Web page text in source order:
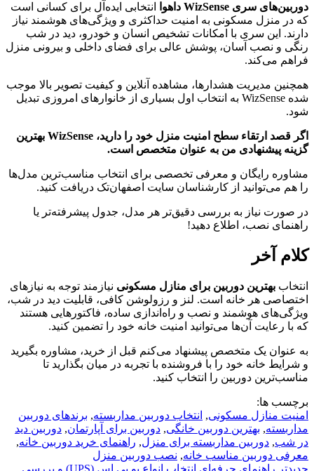
دوربین‌های سری WizSense داهوا
انتخابی ایده‌آل برای کسانی است
که در منزل مسکونی به امنیت حداکثری و ویژگی‌های هوشمند نیاز
دارند. این سری با امکانات تشخیص انسان و خودرو، دید در شب
رنگی و نصب آسان، پوشش عالی برای فضای داخلی و بیرونی منزل
فراهم می‌کند.
همچنین مدیریت هشدارها، مشاهده آنلاین و کیفیت تصویر بالا موجب
شده WizSense به انتخاب اول بسیاری از خانوارهای امروزی تبدیل
شود.
اگر قصد ارتقاء سطح امنیت منزل خود را دارید، WizSense بهترین
گزینه پیشنهادی من به عنوان متخصص است.
مشاوره رایگان و معرفی تخصصی برای انتخاب مناسب‌ترین مدل‌ها
را هم می‌توانید از کارشناسان سایت اصفهان‌تک دریافت کنید.
در صورت نیاز به بررسی دقیق‌تر هر مدل، جدول پیشرفته‌تر یا
راهنمای نصب، اطلاع دهید!
کلام آخر
انتخاب بهترین دوربین برای منازل مسکونی نیازمند توجه به نیازهای
اختصاصی هر خانه است. لنز و رزولوشن کافی، قابلیت دید در شب،
ویژگی‌های هوشمند و نصب و راه‌اندازی ساده، فاکتورهایی هستند
که با رعایت آن‌ها می‌توانید امنیت خانه خود را تضمین کنید.
به عنوان یک متخصص پیشنهاد می‌کنم قبل از خرید، مشاوره بگیرید
و شرایط خانه خود را با فروشنده با تجربه در میان بگذارید تا
مناسب‌ترین دوربین را انتخاب کنید.
برچسب ها:
امنیت منازل مسکونی, انتخاب دوربین مداربسته, برندهای دوربین
مداربسته, بهترین دوربین خانگی, دوربین برای آپارتمان, دوربین دید
در شب, دوربین مداربسته برای منزل, راهنمای خرید دوربین خانه,
معرفی دوربین مناسب خانه, نصب دوربین منزل
جدیدتر
راهنمای حرفه‌ای انتخاب انواع یو پی اس (UPS) و بررسی